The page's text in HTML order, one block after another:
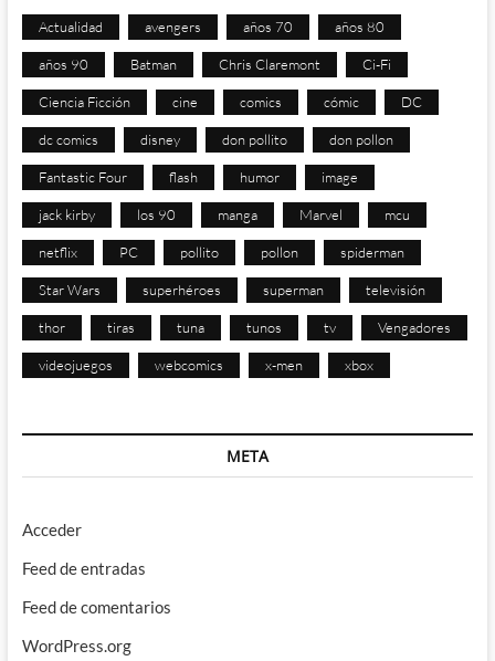
Actualidad avengers años 70 años 80
años 90 Batman Chris Claremont Ci-Fi
Ciencia Ficción cine comics cómic DC
dc comics disney don pollito don pollon
Fantastic Four flash humor image
jack kirby los 90 manga Marvel mcu
netflix PC pollito pollon spiderman
Star Wars superhéroes superman televisión
thor tiras tuna tunos tv Vengadores
videojuegos webcomics x-men xbox
META
Acceder
Feed de entradas
Feed de comentarios
WordPress.org